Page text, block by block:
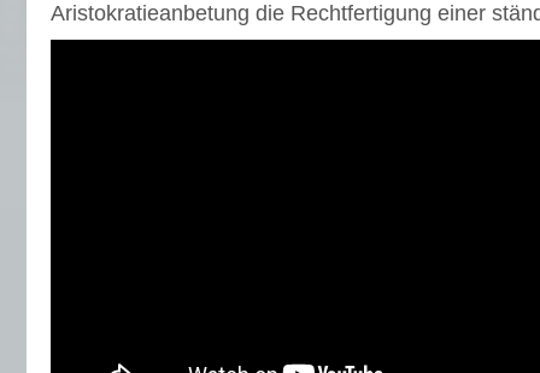
Aristokratieanbetung die Rechtfertigung einer